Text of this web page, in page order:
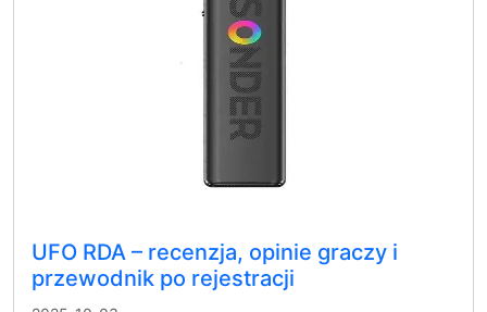
UFO RDA – recenzja, opinie graczy i
przewodnik po rejestracji